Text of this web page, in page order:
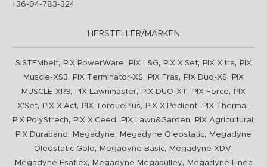
+36-94-783-324
HERSTELLER/MARKEN
SISTEMbelt, PIX PowerWare, PIX L&G, PIX X'Set, PIX X'tra,
PIX
Muscle-XS3, PIX Terminator-XS, PIX Fras, PIX Duo-XS,
PIX
MUSCLE-XR3, PIX Lawnmaster, PIX DUO-XT, PIX Force,
PIX
X'Set, PIX X'Act, PIX TorquePlus, PIX X'Pedient, PIX Thermal ,
PIX PolyStrech, PIX X'Ceed , PIX Lawn&Garden, PIX Agricultural ,
PIX Duraband , Megadyne, Megadyne Oleostatic,
Megadyne
Oleostatic Gold , Megadyne Basic, Megadyne XDV,
Megadyne Esaflex, Megadyne Megapulley, Megadyne Linea